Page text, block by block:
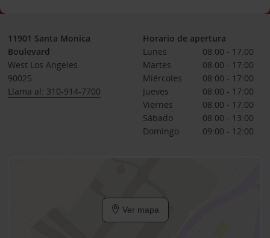
11901 Santa Monica
Boulevard
West Los Angeles
90025
Llama al: 310-914-7700
Horario de apertura
Lunes
08:00 - 17:00
Martes
08:00 - 17:00
Miércoles
08:00 - 17:00
Jueves
08:00 - 17:00
Viernes
08:00 - 17:00
Sábado
08:00 - 13:00
Domingo
09:00 - 12:00
Ver mapa